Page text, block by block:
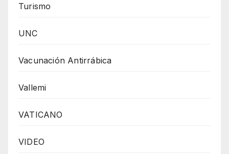
Turismo
UNC
Vacunación Antirrábica
Vallemi
VATICANO
VIDEO